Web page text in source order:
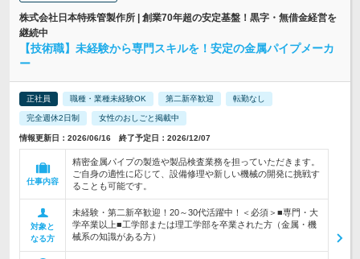
株式会社日本特殊管製作所 | 創業70年超の安定基盤！黒字・無借金経営を
継続中
【技術職】未経験から専門スキルを！安定の金属パイプメーカ
ー
正社員 職種・業種未経験OK 第二新卒歓迎 転勤なし
完全週休2日制 女性のおしごと掲載中
情報更新日：2026/06/16 終了予定日：2026/12/07
仕事内容
精密金属パイプの製造や製品検査業務を担っていただきます。
ご自身の適性に応じて、設備修理や新しい機械の開発に挑戦す
ることも可能です。
対象と
なる方
未経験・第二新卒歓迎！20～30代活躍中！＜必須＞■専門・大
学卒業以上■工学部または理工学部を卒業された方（金属・機
械系の知識がある方）